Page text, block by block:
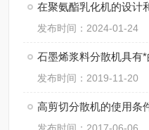
发布时间：2024-01-24
石墨烯浆料分散机具有
发布时间：2019-11-20
高剪切分散机的使用条